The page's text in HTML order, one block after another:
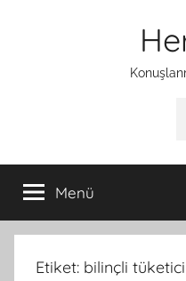
Menü
Etiket: bilinçli